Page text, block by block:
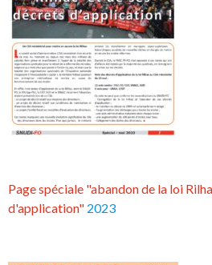
Page spéciale "abandon de la loi
d'application" 2023